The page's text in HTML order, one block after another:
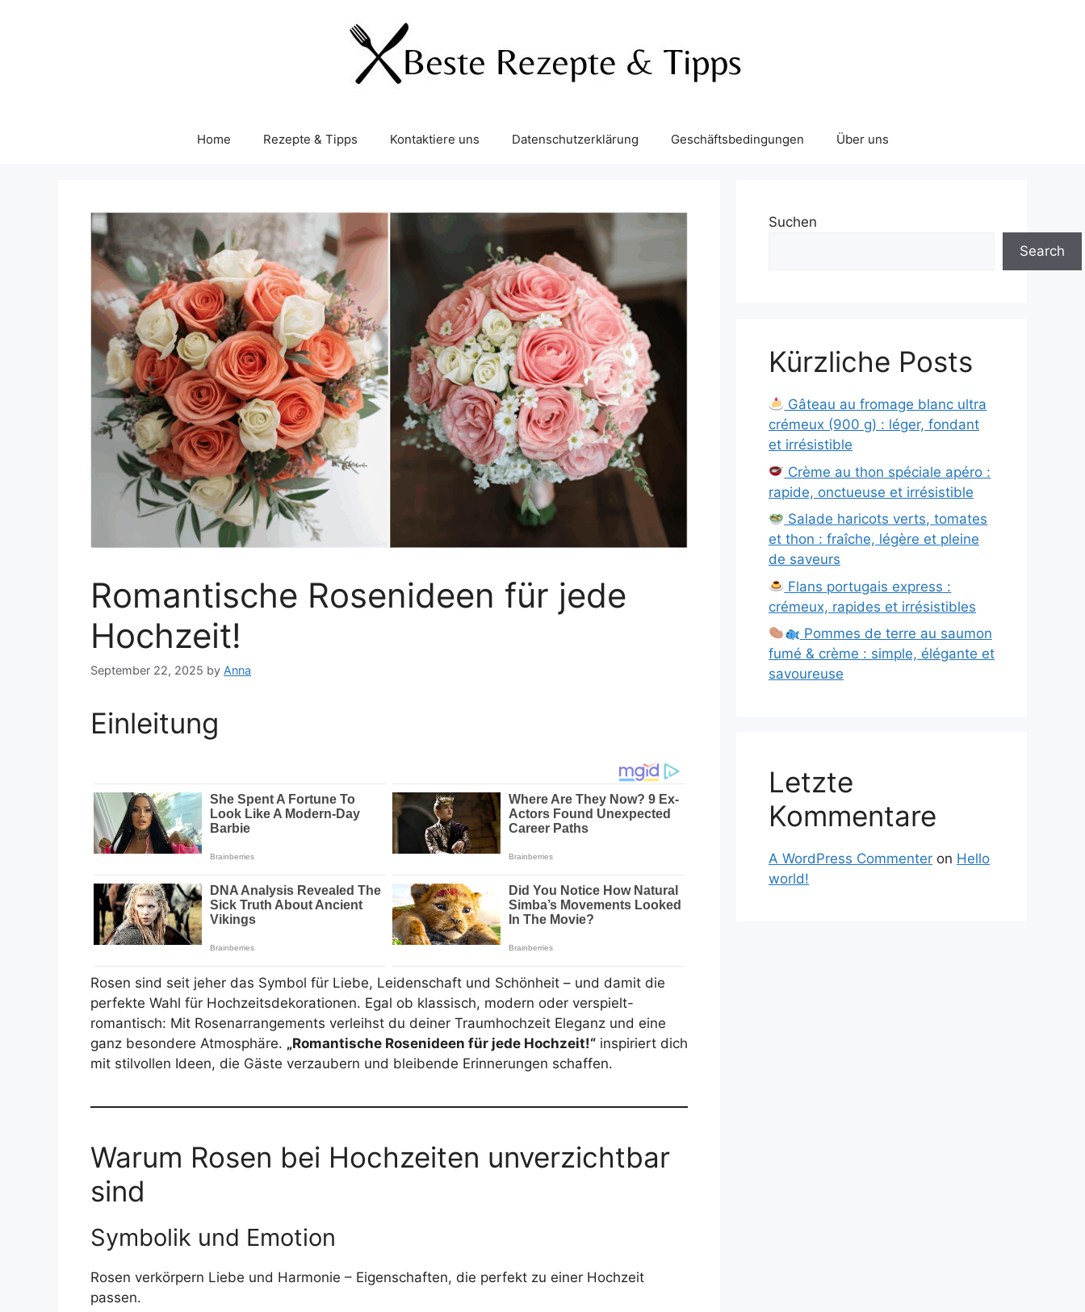
Home Rezepte & Tipps Kontaktiere uns Datenschutzerklärung Geschäftsbedingungen Über uns
Romantische Rosenideen für jede
Hochzeit!
September 22, 2025 by Anna
Einleitung
Rosen sind seit jeher das Symbol für Liebe, Leidenschaft und Schönheit – und damit die
perfekte Wahl für Hochzeitsdekorationen. Egal ob klassisch, modern oder verspielt-
romantisch: Mit Rosenarrangements verleihst du deiner Traumhochzeit Eleganz und eine
ganz besondere Atmosphäre. „Romantische Rosenideen für jede Hochzeit!“ inspiriert dich
mit stilvollen Ideen, die Gäste verzaubern und bleibende Erinnerungen schaffen.
Warum Rosen bei Hochzeiten unverzichtbar
sind
Symbolik und Emotion
Rosen verkörpern Liebe und Harmonie – Eigenschaften, die perfekt zu einer Hochzeit
passen.
Suchen
Search
Kürzliche Posts
Gâteau au fromage blanc ultra
crémeux (900 g) : léger, fondant
et irrésistible
Crème au thon spéciale apéro :
rapide, onctueuse et irrésistible
Salade haricots verts, tomates
et thon : fraîche, légère et pleine
de saveurs
Flans portugais express :
crémeux, rapides et irrésistibles
Pommes de terre au saumon
fumé & crème : simple, élégante et
savoureuse
Letzte
Kommentare
A WordPress Commenter on Hello
world!